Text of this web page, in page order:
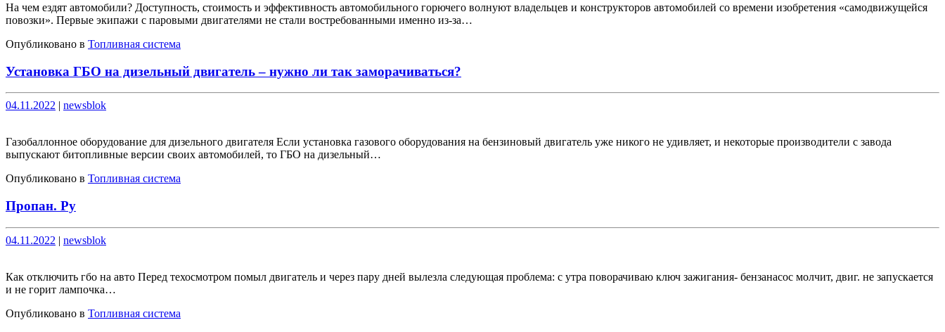
На чем ездят автомобили? Доступность, стоимость и эффективность автомобильного горючего волнуют владельцев и конструкторов автомобилей со времени изобретения «самодвижущейся
повозки». Первые экипажи с паровыми двигателями не стали востребованными именно из-за…
Опубликовано в Топливная система
Установка ГБО на дизельный двигатель – нужно ли так заморачиваться?
Опубликовано
04.11.2022 | Опубликовано
newsblok
Газобаллонное оборудование для дизельного двигателя Если установка газового оборудования на бензиновый двигатель уже никого не удивляет, и некоторые производители с завода
выпускают битопливные версии своих автомобилей, то ГБО на дизельный…
Опубликовано в Топливная система
Пропан. Ру
Опубликовано
04.11.2022 | Опубликовано
newsblok
Как отключить гбо на авто Перед техосмотром помыл двигатель и через пару дней вылезла следующая проблема: с утра поворачиваю ключ зажигания- бензанасос молчит, двиг. не запускается
и не горит лампочка…
Опубликовано в Топливная система